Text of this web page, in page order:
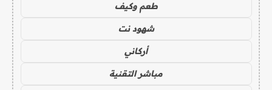
طعم وكيف
شهود نت
أركاني
مباشر التقنية